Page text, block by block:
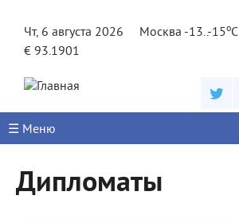
Чт, 6 августа 2026
Москва -13..-15oC
€ 93.1901
☰ Меню
Дипломаты